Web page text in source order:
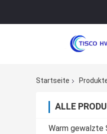
Startseite
ALLE
Warm gewalzte